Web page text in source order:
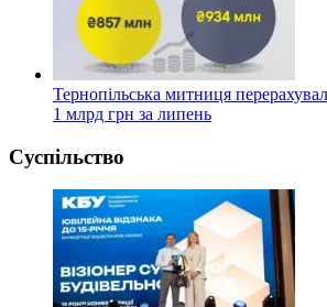
Тернопільська митниця
1 млрд грн за липень
Суспільство